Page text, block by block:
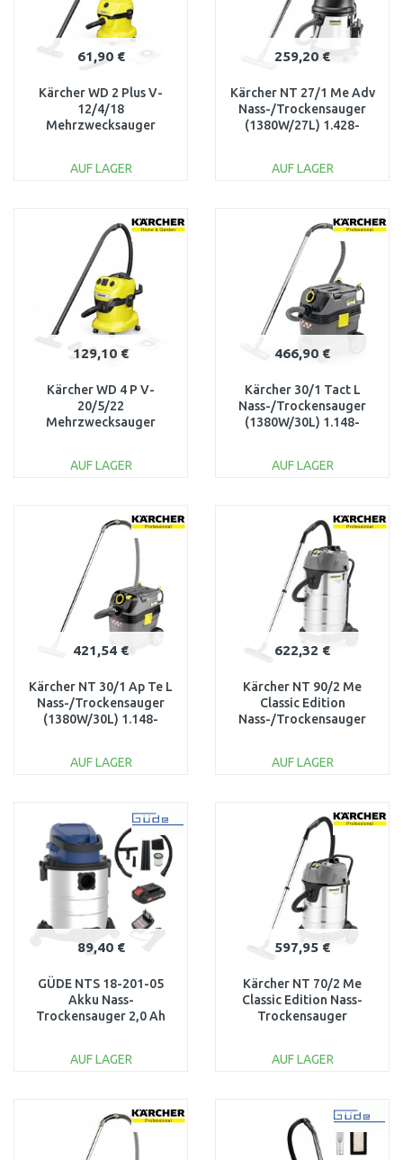
61,90 €
Kärcher WD 2 Plus V-
12/4/18
Mehrzwecksauger
AUF LAGER
Vergleichen
259,20 €
Kärcher NT 27/1 Me Adv
Nass-/Trockensauger
(1380W/27L) 1.428-
AUF LAGER
Vergleichen
129,10 €
Kärcher WD 4 P V-
20/5/22
Mehrzwecksauger
AUF LAGER
Vergleichen
466,90 €
Kärcher 30/1 Tact L
Nass-/Trockensauger
(1380W/30L) 1.148-
AUF LAGER
Vergleichen
421,54 €
Kärcher NT 30/1 Ap Te L
Nass-/Trockensauger
(1380W/30L) 1.148-
AUF LAGER
Vergleichen
622,32 €
Kärcher NT 90/2 Me
Classic Edition
Nass-/Trockensauger
AUF LAGER
Vergleichen
89,40 €
GÜDE NTS 18-201-05
Akku Nass-
Trockensauger 2,0 Ah
AUF LAGER
Vergleichen
597,95 €
Kärcher NT 70/2 Me
Classic Edition Nass-
Trockensauger
AUF LAGER
Vergleichen